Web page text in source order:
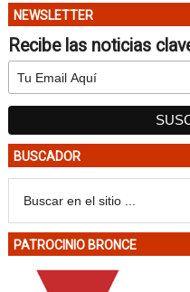
NEWSLETTER
Recibe las noticias
BUSCADOR
PATROCINIO BRONCE